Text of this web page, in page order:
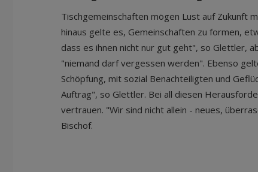
Tischgemeinschaften mögen Lust auf Zukunft
hinaus gelte es, Gemeinschaften zu formen,
dass es ihnen nicht nur gut geht", so Glettler,
"niemand darf vergessen werden". Ebenso
Schöpfung, mit sozial Benachteiligten und
Auftrag", so Glettler. Bei all diesen
vertrauen. "Wir sind nicht allein - neues,
Bischof.